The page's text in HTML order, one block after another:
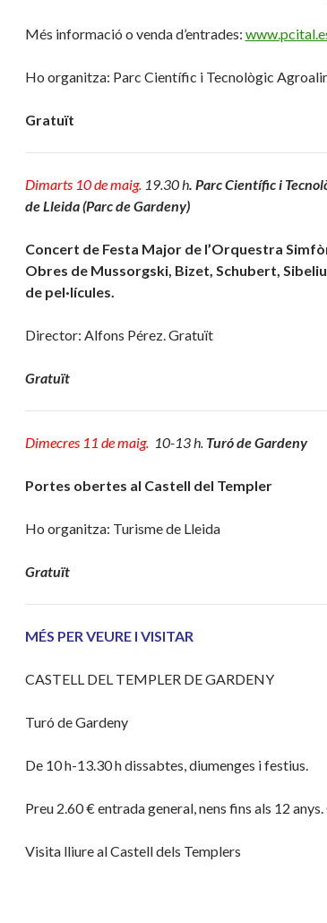
Més informació o venda d’entrades:
Ho organitza: Parc Científic i Tecnològic
Gratuït
Dimarts 10 de maig. 19.30 h. Parc Científic i
de Lleida (Parc de Gardeny)
Concert de Festa Major de l’Orquestra
Obres de Mussorgski, Bizet, Schubert,
de pel·lícules.
Director: Alfons Pérez. Gratuït
Gratuït
Dimecres 11 de maig. 10-13 h. Turó de Gardeny
Portes obertes al Castell del Templer
Ho organitza: Turisme de Lleida
Gratuït
MÉS PER VEURE I VISITAR
CASTELL DEL TEMPLER DE GARDENY
Turó de Gardeny
De 10 h-13.30 h dissabtes, diumenges i festius.
Preu 2.60 € entrada general, nens fins als 12
Visita lliure al Castell dels Templers